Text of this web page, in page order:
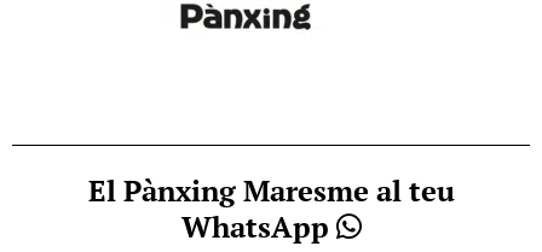
El Pànxing Maresme al teu
WhatsApp